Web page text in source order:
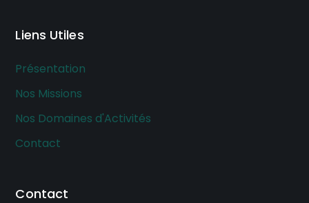
Liens Utiles
Présentation
Nos Missions
Nos Domaines d'Activités
Contact
Contact